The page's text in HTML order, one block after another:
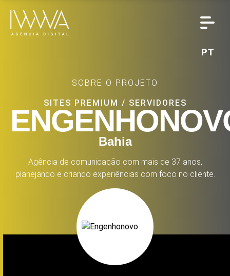
PT
SOBRE O PROJETO
SITES PREMIUM / SERVIDORES
Bahia
Agência de comunicação com mais de 37 anos,
planejando e criando experiências com foco no cliente.